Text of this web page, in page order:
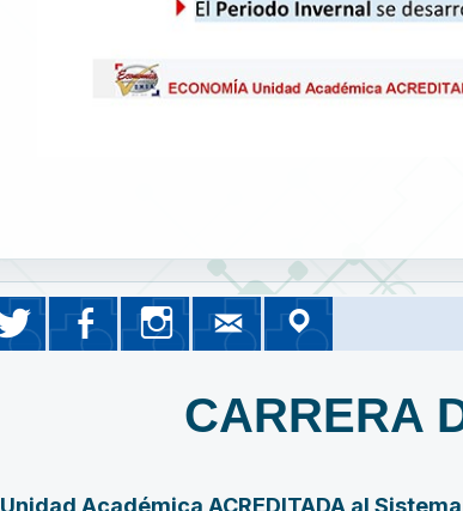
YouTube
Eventos Académicos Economía
Twitter
@UMSAlamejor
Facebook
ECONOMIA Información
Instagram
UMSA Información
Correo UMSA
Correo Institucional
CARRERA
Unidad Académica ACREDITADA al Sistema